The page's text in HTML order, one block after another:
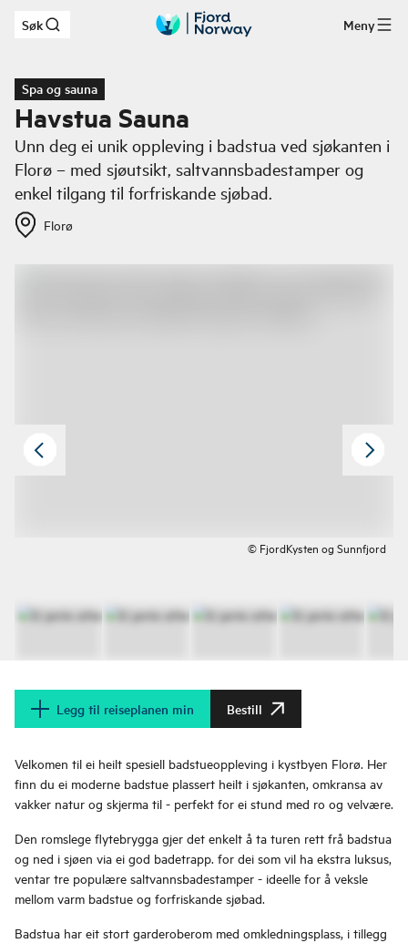
Hopp til hovedinnhold
Søk Meny
Spa og sauna
Havstua Sauna
Unn deg ei unik oppleving i badstua ved sjøkanten i
Florø – med sjøutsikt, saltvannsbadestamper og
enkel tilgang til forfriskande sjøbad.
Florø
© FjordKysten og Sunnfjord
Legg til reiseplanen min Bestill
Velkomen til ei heilt spesiell badstueoppleving i kystbyen Florø. Her
finn du ei moderne badstue plassert heilt i sjøkanten, omkransa av
vakker natur og skjerma til - perfekt for ei stund med ro og velvære.
Den romslege flytebrygga gjer det enkelt å ta turen rett frå badstua
og ned i sjøen via ei god badetrapp. for dei som vil ha ekstra luksus,
ventar tre populære saltvannsbadestamper - ideelle for å veksle
mellom varm badstue og forfriskande sjøbad.
Badstua har eit stort garderoberom med omkledningsplass, i tillegg